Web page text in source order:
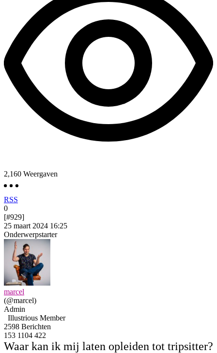
2,160 Weergaven
RSS
0
[#929]
25 maart 2024 16:25
Onderwerpstarter
marcel
(@marcel)
Admin
Illustrious Member
2598 Berichten
153 1104 422
Waar kan ik mij laten opleiden tot tripsitter?